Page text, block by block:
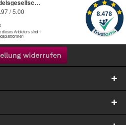
widerrufen